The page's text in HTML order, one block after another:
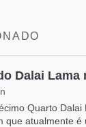
Dalai
Quarto
que atualmente